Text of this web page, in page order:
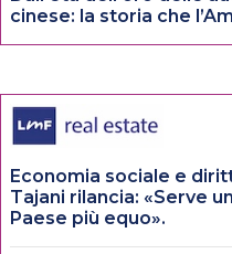
cinese: la storia che
Economia sociale e
Tajani rilancia: «Serve
Paese più equo».